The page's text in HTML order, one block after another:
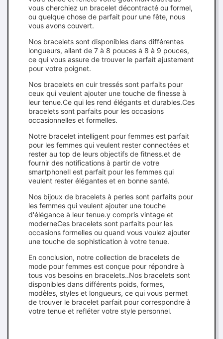
vous cherchiez un bracelet décontracté ou formel,
ou quelque chose de parfait pour une fête, nous
vous avons couvert.
Nos bracelets sont disponibles dans différentes
longueurs, allant de 7 à 8 pouces à 8 à 9 pouces,
ce qui vous assure de trouver le parfait ajustement
pour votre poignet.
Nos bracelets en cuir tressés sont parfaits pour
ceux qui veulent ajouter une touche de finesse à
leur tenue.Ce qui les rend élégants et durables.Ces
bracelets sont parfaits pour les occasions
occasionnelles et formelles.
Notre bracelet intelligent pour femmes est parfait
pour les femmes qui veulent rester connectées et
rester au top de leurs objectifs de fitness.et de
fournir des notifications à partir de votre
smartphoneIl est parfait pour les femmes qui
veulent rester élégantes et en bonne santé.
Nos bijoux de bracelets à perles sont parfaits pour
les femmes qui veulent ajouter une touche
d'élégance à leur tenue.y compris vintage et
moderneCes bracelets sont parfaits pour les
occasions formelles ou quand vous voulez ajouter
une touche de sophistication à votre tenue.
En conclusion, notre collection de bracelets de
mode pour femmes est conçue pour répondre à
tous vos besoins en bracelets..Nos bracelets sont
disponibles dans différents poids, formes,
modèles, styles et longueurs, ce qui vous permet
de trouver le bracelet parfait pour correspondre à
votre tenue et refléter votre style personnel.